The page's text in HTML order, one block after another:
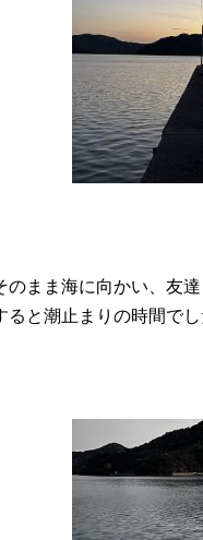
のまま海に向かい、友
ると潮止まりの時間で